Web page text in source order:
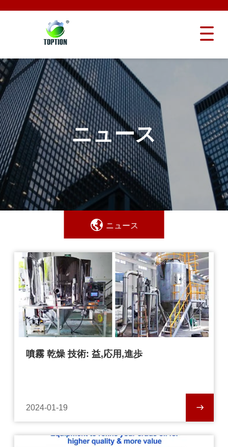
ニュース
ニュース
噴霧 乾燥 技術: 益,応用,進歩
2024-01-19